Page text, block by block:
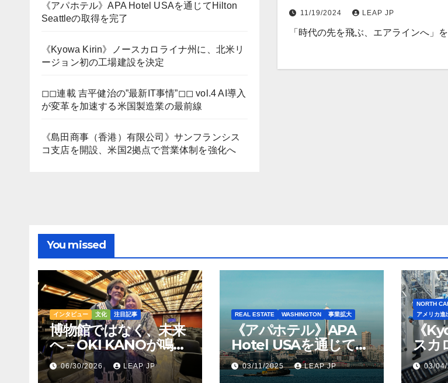
《アパホテル》APA Hotel USAを通じてHilton
Seattleの取得を完了
《Kyowa Kirin》ノースカロライナ州に、北米リ
ージョン初の工場建設を決定
◻︎◻︎連載 吉平健治の”最新IT事情”◻︎◻︎ vol.4 AI導入
が変革を加速する米国製造業の最前線
《島田商事（香港）有限公司》サンフランシス
コ支店を開設、米国2拠点で営業体制を強化へ
11/19/2024 LEAP JP
「時代の先を飛ぶ、エアラインへ」
You missed
インタビュー 文化 注目記事
博物館ではなく、未来
へ – OKI KANOが鳴ら
すトンコリの音
06/30/2026 LEAP JP
REAL ESTATE WASHINGTON 事業拡大
《アパホテル》APA
Hotel USAを通じて
Hilton Seattleの取得
を完了
03/11/2025 LEAP JP
NORTH
アメリカ進
《
スカ
米リ
建設
03/